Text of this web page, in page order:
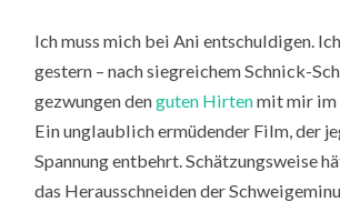
Ich muss mich bei Ani entschuldigen.
gestern – nach siegreichem Schnick-
gezwungen denguten Hirtenmit mir im
Ein unglaublich ermüdender Film, der
Spannung entbehrt. Schätzungsweise
das Herausschneiden der